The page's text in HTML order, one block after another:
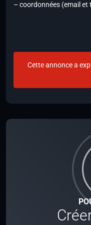
– coordonnées (email et
Cette annonce a